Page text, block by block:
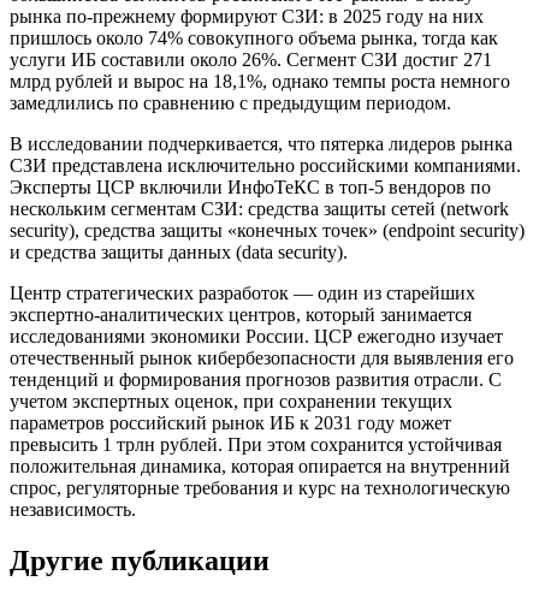
рынка по-прежнему формируют СЗИ: в 2025 году на них
пришлось около 74% совокупного объема рынка, тогда как
услуги ИБ составили около 26%. Сегмент СЗИ достиг 271
млрд рублей и вырос на 18,1%, однако темпы роста немного
замедлились по сравнению с предыдущим периодом.
В исследовании подчеркивается, что пятерка лидеров рынка
СЗИ представлена исключительно российскими компаниями.
Эксперты ЦСР включили ИнфоТеКС в топ-5 вендоров по
нескольким сегментам СЗИ: средства защиты сетей (network
security), средства защиты «конечных точек» (endpoint security)
и средства защиты данных (data security).
Центр стратегических разработок — один из старейших
экспертно-аналитических центров, который занимается
исследованиями экономики России. ЦСР ежегодно изучает
отечественный рынок кибербезопасности для выявления его
тенденций и формирования прогнозов развития отрасли. С
учетом экспертных оценок, при сохранении текущих
параметров российский рынок ИБ к 2031 году может
превысить 1 трлн рублей. При этом сохранится устойчивая
положительная динамика, которая опирается на внутренний
спрос, регуляторные требования и курс на технологическую
независимость.
Другие публикации